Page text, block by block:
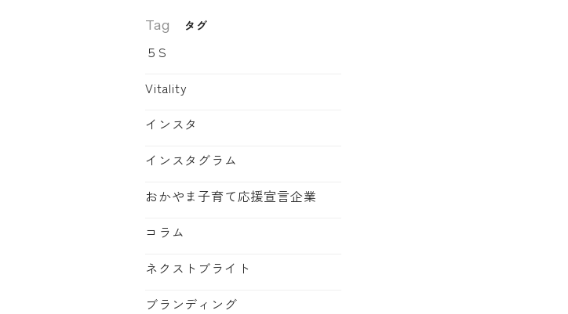
Tag タグ
５S
Vitality
インスタ
インスタグラム
おかやま子育て応援宣言企業
コラム
ネクストブライト
ブランディング